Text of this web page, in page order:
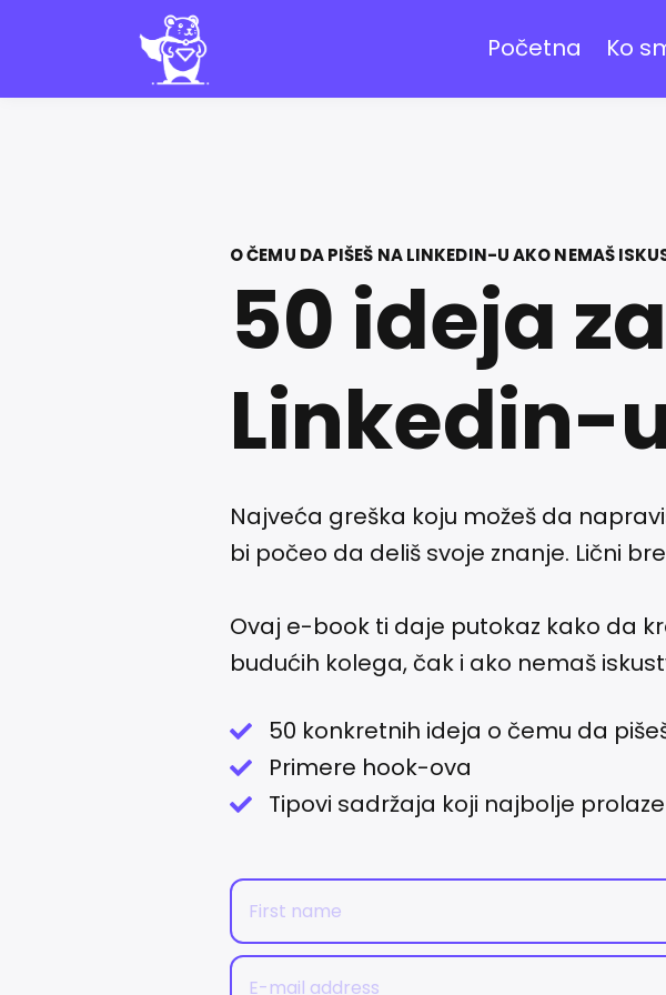
Početna Ko
O ČEMU DA PIŠEŠ NA LINKEDIN-U AKO NEMAŠ
50 ideja
Linkedin-
Najveća greška koju možeš da
bi počeo da deliš svoje znanje. Lični
Ovaj e-book ti daje putokaz kako da
budućih kolega, čak i ako nemaš
50 konkretnih ideja o čemu da
Primere hook-ova
Tipovi sadržaja koji najbolje prolaze